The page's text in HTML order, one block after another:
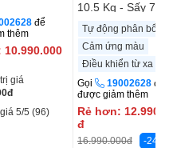
để
thêm
10.990.000
giá
đ
5/5 (96)
10.5 Kg - Sấy 7 Kg
TWD-
Tự động phân bổ
Cảm ứng màu
Điều khiển từ xa
Gọi 19002628 để
được giảm thêm
Rẻ hơn:
đ
16.990.000đ
-24%